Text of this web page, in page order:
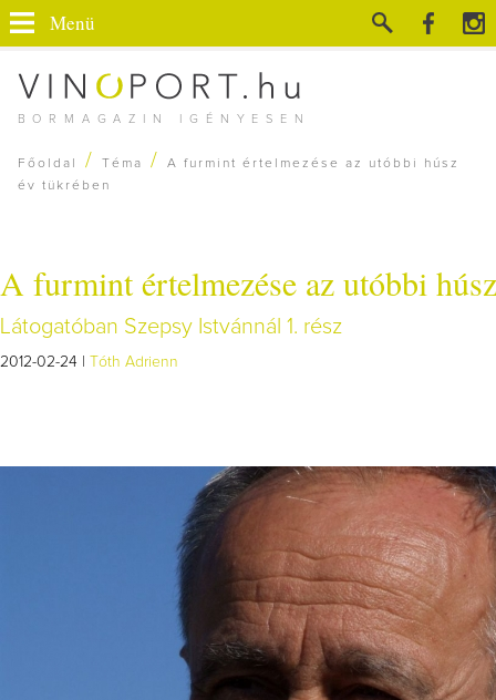
BORMAGAZIN IGÉNYESEN
Menü
Főoldal / Téma /
A furmint értelmezése az utóbbi húsz
év tükrében
A furmint értelmezése az utóbbi
Látogatóban Szepsy Istvánnál 1. rész
2012-02-24 | Tóth Adrienn